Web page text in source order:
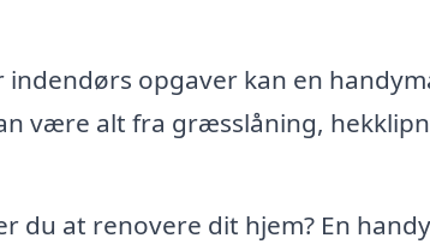
indendørs opgaver kan en
være alt fra græsslåning,
du at renovere dit hjem? En